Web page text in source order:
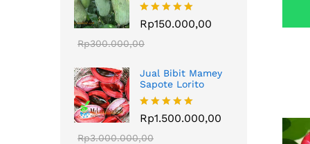
Dinilai 5.00
dari 5
Rp150.000,00
Rp300.000,00
Jual Bibit Mamey
Sapote Lorito
Dinilai5.00
dari 5
Rp1.500.000,00
Rp3.000.000,00